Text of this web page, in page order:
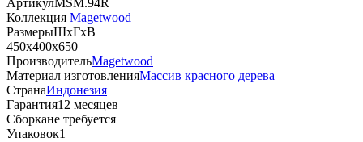
АртикулMSM.94R
Коллекция Magetwood
РазмерыШхГхВ
450х400х650
ПроизводительMagetwood
Материал изготовленияМассив красного дерева
СтранаИндонезия
Гарантия12 месяцев
Сборкане требуется
Упаковок1